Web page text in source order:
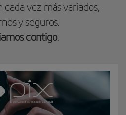
cada vez más variados,
y seguros.
contigo.